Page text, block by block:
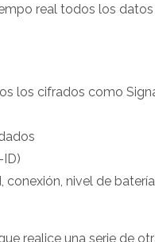
real todos los
los cifrados como
nivel de
realice una serie de